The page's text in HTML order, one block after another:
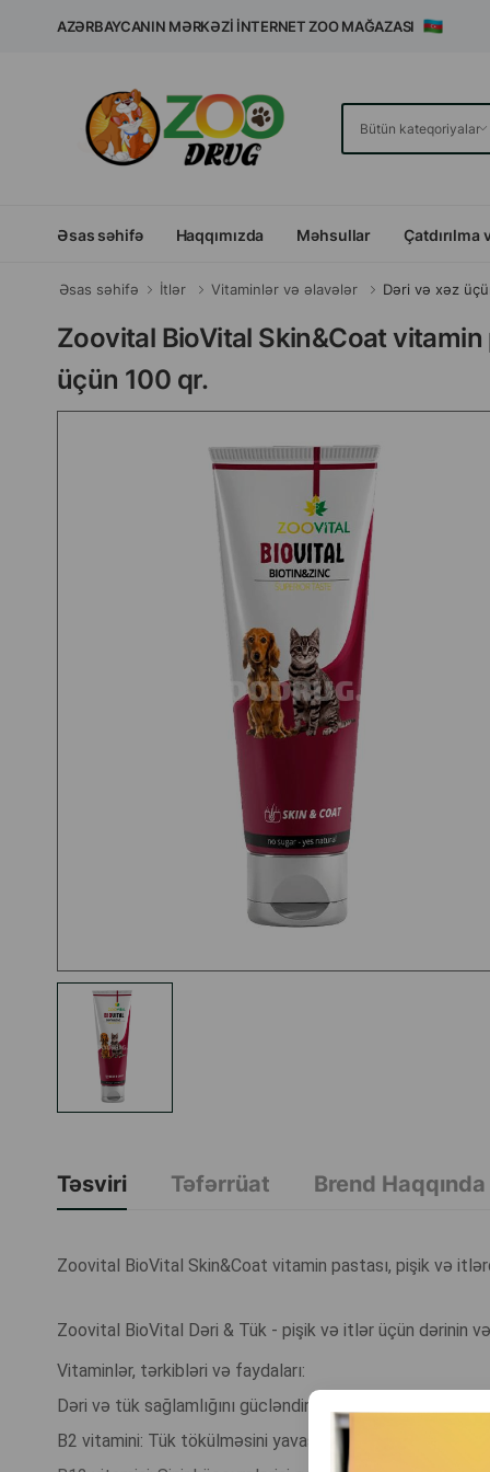
AZƏRBAYCANIN MƏRKƏZI İNTERNET ZOO MAĞAZASI
Əsas səhifə Haqqımızda Məhsullar Çatdırılma
Əsas səhifə İtlər Vitaminlər və əlavələr Dəri və xəz
Zoovital BioVital Skin&Coat vitamin
üçün 100 qr.
Təsviri Təfərrüat Brend Haqqında
Zoovital BioVital Skin&Coat vitamin pastası, pişik və
Zoovital BioVital Dəri & Tük - pişik və itlər üçün dərinin
Vitaminlər, tərkibləri və faydaları:
Dəri və tük sağlamlığını gücləndirən maddələr ehtiva edir.
B2 vitamini: Tük tökülməsini yavaşladır və balaların